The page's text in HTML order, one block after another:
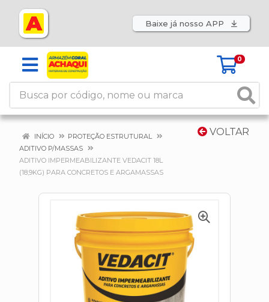
Baixe já nosso APP
0
VOLTAR
INÍCIO
PROTEÇÃO ESTRUTURAL
ADITIVO P/MASSAS
ADITIVO IMPERMEABILIZANTE VEDACIT 18L
(18,9KG) PARA CONCRETOS E ARGAMASSAS